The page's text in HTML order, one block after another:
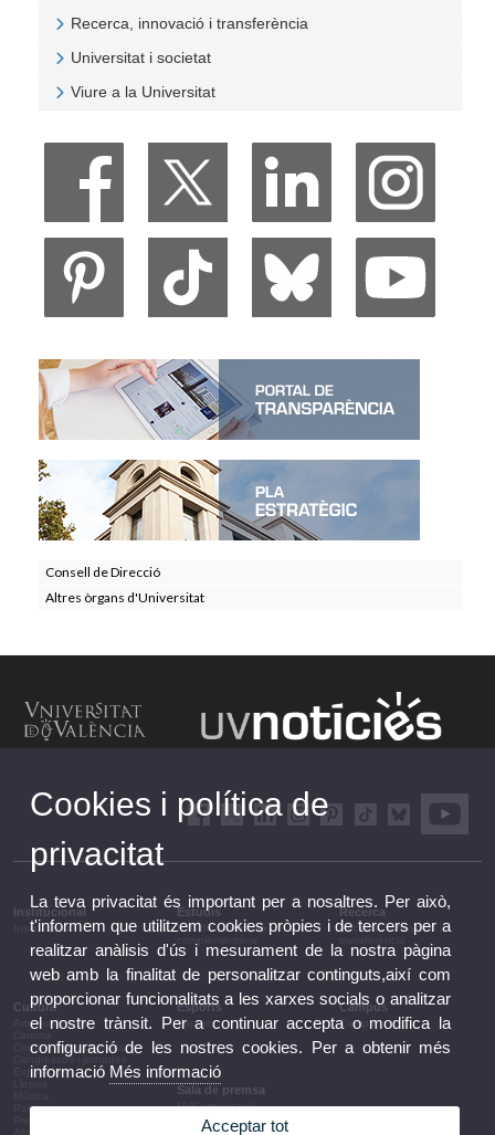
Recerca, innovació i transferència
Universitat i societat
Viure a la Universitat
Consell de Direcció
Altres òrgans d'Universitat
Institucional
Institucional
Estudis
Estudis i formació
Recerca
Recerca, innovació i
Cultura
Arts escèniques
Conferències i debats
Congressos i jornades
Exposicions
Patrimoni
Esports
Esports
Campus
Campus
Sala de premsa
UVComunicació
Notes de premsa
Agenda de govern
Cookies i política de
privacitat
La teva privacitat és important per a nosaltres. Per això,
t'informem que utilitzem cookies pròpies i de tercers per a
realitzar anàlisis d'ús i mesurament de la nostra pàgina
web amb la finalitat de personalitzar continguts,així com
proporcionar funcionalitats a les xarxes socials o analitzar
el nostre trànsit. Per a continuar accepta o modifica la
configuració de les nostres cookies. Per a obtenir més
informació Més informació
Acceptar tot